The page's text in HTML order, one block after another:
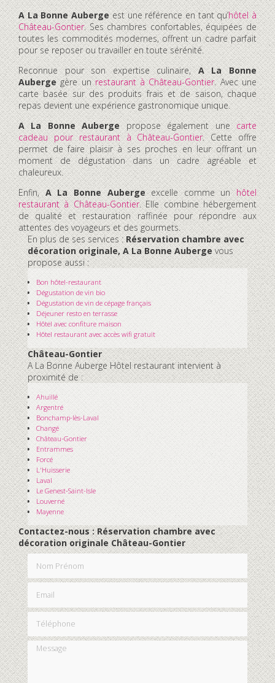
A La Bonne Aubergeest une référence en tant qu’hôtel à
Château-Gontier. Ses chambres confortables, équipées de
toutes les commodités modernes, offrent un cadre parfait
pour se reposer ou travailler en toute sérénité.
Reconnue pour son expertise culinaire,A La Bonne
Aubergegère unrestaurant à Château-Gontier. Avec une
carte basée sur des produits frais et de saison, chaque
repas devient une expérience gastronomique unique.
A La Bonne Aubergepropose également unecarte
cadeau pour restaurant à Château-Gontier. Cette offre
permet de faire plaisir à ses proches en leur offrant un
moment de dégustation dans un cadre agréable et
chaleureux.
Enfin,A La Bonne Aubergeexcelle comme unhôtel
restaurant à Château-Gontier. Elle combine hébergement
de qualité et restauration raffinée pour répondre aux
attentes des voyageurs et des gourmets.
En plus de ses services :Réservation chambre avec
décoration originale, A La Bonne Aubergevous
propose aussi :
Bon hôtel-restaurant
Dégustation de vin bio
Dégustation de vin de cépage français
Déjeuner resto en terrasse
Hôtel avec confiture maison
Hôtel restaurant avec accès wifi gratuit
Château-Gontier
A La Bonne Auberge Hôtel restaurant intervient à
proximité de :
Ahuillé
Argentré
Bonchamp-lès-Laval
Changé
Château-Gontier
Entrammes
Forcé
L'Huisserie
Laval
Le Genest-Saint-Isle
Louverné
Mayenne
Contactez-nous : Réservation chambre avec
décoration originale Château-Gontier
Nom Prénom
Email
Téléphone
Message